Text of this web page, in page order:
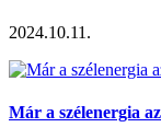
2024.10.11.
Már a szélenergia